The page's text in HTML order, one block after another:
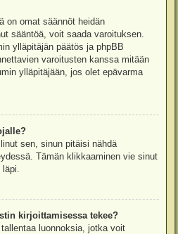
on omat säännöt heidän
sääntöä, voit saada varoituksen.
ylläpitäjän päätös ja phpBB
varoitusten kanssa mitään
ylläpitäjään, jos olet epävarma
sen, sinun pitäisi nähdä
Tämän klikkaaminen vie sinut
läpi.
kirjoittamisessa tekee?
luonnoksia, jotka voit